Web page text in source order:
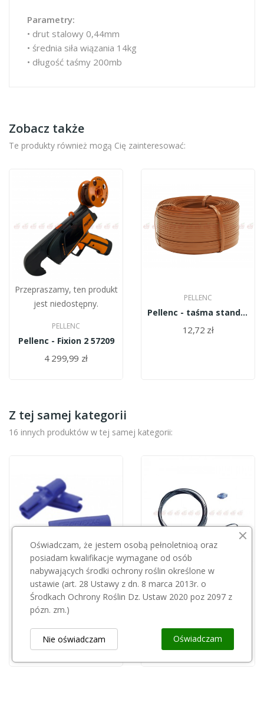
Parametry:
• drut stalowy 0,44mm
• średnia siła wiązania 14kg
• długość taśmy 200mb
Zobacz także
Te produkty również mogą Cię zainteresować:
Przepraszamy, ten produkt
jest niedostępny.
PELLENC
Pellenc - Fixion 2 57209
4 299,99 zł
PELLENC
Pellenc - taśma standard do Fixion...
12,72 zł
Z tej samej kategorii
16 innych produktów w tej samej kategorii:
GRIPPLE
Gripple Twister do drutu niebieski 1,0mm-3,0mm
0,30 zł
Przepraszamy, ten produkt
jest niedostępny.
31,00 zł
Oświadczam, że jestem osobą pełnoletnioą oraz
posiadam kwalifikacje wymagane od osób
nabywających środki ochrony roślin określone w
ustawie (art. 28 Ustawy z dn. 8 marca 2013r. o
Środkach Ochrony Roślin Dz. Ustaw 2020 poz 2097 z
pózn. zm.)
Oświadczam
Nie oświadczam